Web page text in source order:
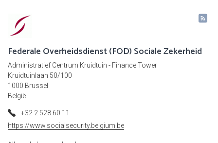
Federale Overheidsdienst (FOD) Sociale Zekerheid
Administratief Centrum Kruidtuin - Finance Tower
Kruidtuinlaan 50/100
1000 Brussel
België
+32 2 528 60 11
https://www.socialsecurity.belgium.be